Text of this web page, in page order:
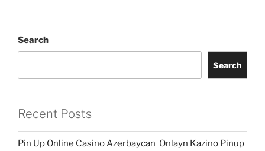
Search
Search
Recent Posts
Pin Up Online Casino Azerbaycan ️ Onlayn Kazino Pinup